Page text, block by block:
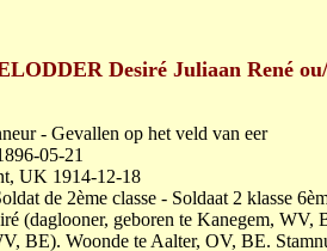
Desiré Juliaan René
- Gevallen op het veld van eer
05-21
UK 1914-12-18
de 2ème classe - Soldaat 2 klasse
(daglooner, geboren te Kanegem,
BE). Woonde te Aalter, OV, BE.